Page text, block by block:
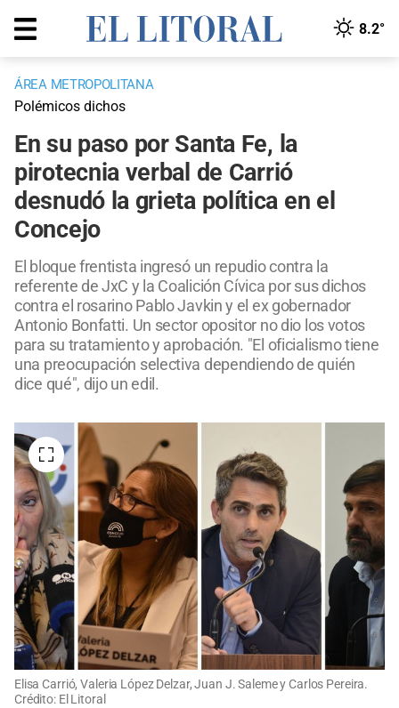
8.2°
ÁREA METROPOLITANA
Polémicos dichos
En su paso por Santa Fe, la
pirotecnia verbal de Carrió
desnudó la grieta política en el
Concejo
El bloque frentista ingresó un repudio contra la
referente de JxC y la Coalición Cívica por sus dichos
contra el rosarino Pablo Javkin y el ex gobernador
Antonio Bonfatti. Un sector opositor no dio los votos
para su tratamiento y aprobación. "El oficialismo tiene
una preocupación selectiva dependiendo de quién
dice qué", dijo un edil.
Elisa Carrió, Valeria López Delzar, Juan J. Saleme y Carlos Pereira.
Crédito: El Litoral